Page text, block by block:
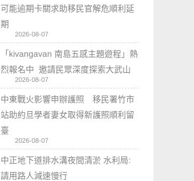
可能逾期卡關求助移民官解危順利延
期
2026-08-07
「kivangavan 南島五感主題遊程」熱
烈報名中 邀請民眾深度探索大武山
2026-08-07
中東戰火影響申辦護照 移民署竹市
站助約旦學者妻女取得新護照順利留
臺
2026-08-07
中正地下道排水溝夜間清淤 水利局:
請用路人減速慢行